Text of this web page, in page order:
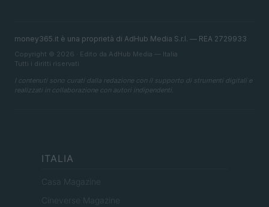
money365.it è una proprietà di AdHub Media S.r.l. — REA 2729933
Copyright © 2026 · Edito da AdHub Media — Italia
Tutti i diritti riservati
I contenuti sono curati dalla redazione con il supporto di strumenti digitali e
realizzati in collaborazione con autori indipendenti.
ITALIA
Casa Magazine
Cineverse Magazine